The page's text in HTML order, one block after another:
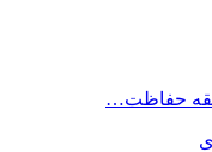
حفاظت…